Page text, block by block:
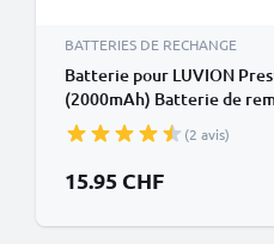
BATTERIES DE RECHANGE
Batterie pour LUVION
(2000mAh) Batterie de
(2 avis)
15.95 CHF